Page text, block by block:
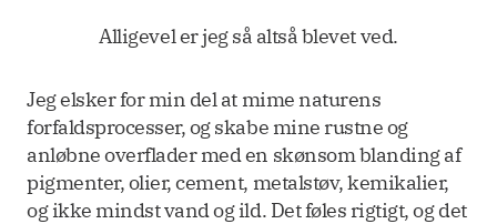
Alligevel er jeg så altså blevet ved.
Jeg elsker for min del at mime naturens
forfaldsprocesser, og skabe mine rustne og
anløbne overflader med en skønsom blanding af
pigmenter, olier, cement, metalstøv, kemikalier,
og ikke mindst vand og ild. Det føles rigtigt, og det